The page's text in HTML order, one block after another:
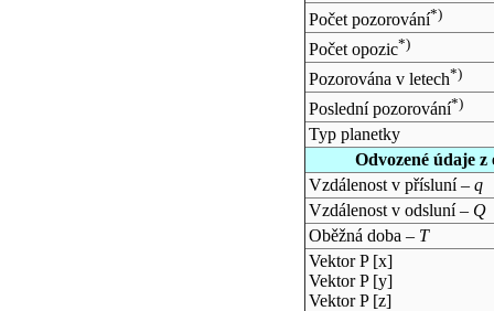
Počet pozorování*)
Počet opozic*)
Pozorována v letech*)
Poslední pozorování*)
Typ planetky
Odvozené údaje
Vzdálenost v přísluní – q
Vzdálenost v odsluní – Q
Oběžná doba – T
Vektor P [x]
Vektor P [y]
Vektor P [z]